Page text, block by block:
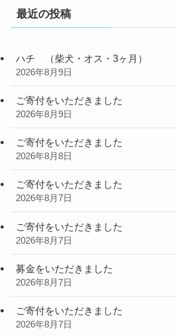
最近の投稿
ハチ （柴犬・オス・3ヶ月）
2026年8月9日
ご寄付をいただきました
2026年8月9日
ご寄付をいただきました
2026年8月8日
ご寄付をいただきました
2026年8月7日
ご寄付をいただきました
2026年8月7日
募金をいただきました
2026年8月7日
ご寄付をいただきました
2026年8月7日